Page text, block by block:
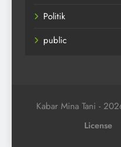
Politik
public
Kabar Mina Tani -
License